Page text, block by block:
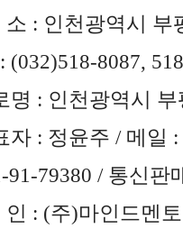
: 인천광역시 부
(032)518-8087,
명 : 인천광역시
자 : 정윤주 / 메일 :
91-79380 / 통신판
: (주)마인드멘토